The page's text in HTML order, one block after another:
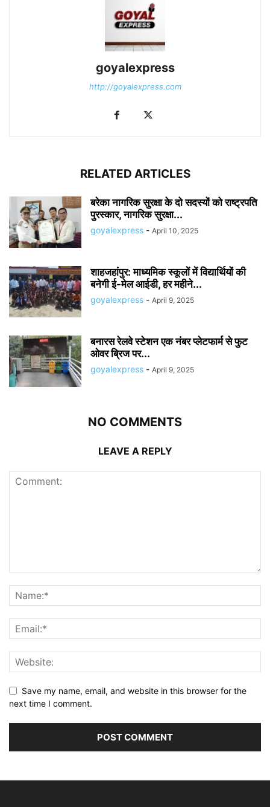
goyalexpress
http://goyalexpress.com
RELATED ARTICLES
बरेका नागरिक सुरक्षा के दो सदस्यों को राष्ट्रपति
पुरस्कार, नागरिक सुरक्षा...
goyalexpress - April 10, 2025
शाहजहांपुर: माध्यमिक स्कूलाें में विद्यार्थियों की
बनेगी ई-मेल आईडी, हर महीने...
goyalexpress - April 9, 2025
बनारस रेलवे स्टेशन एक नंबर प्लेटफार्म से फुट
ओवर ब्रिज पर...
goyalexpress - April 9, 2025
NO COMMENTS
LEAVE A REPLY
Save my name, email, and website in this browser for the
next time I comment.